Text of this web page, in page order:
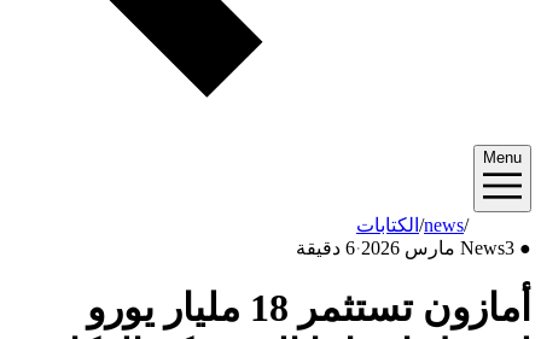
Menu
الكتابات/news
●
News 3 مارس 2026 ·6 دقيقة
أمازون تستثمر 18 مليار يورو